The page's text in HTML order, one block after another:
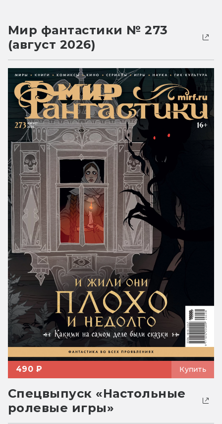
Мир фантастики № 273
(август 2026)
490 ₽ Купить
Спецвыпуск «Настольные
ролевые игры»